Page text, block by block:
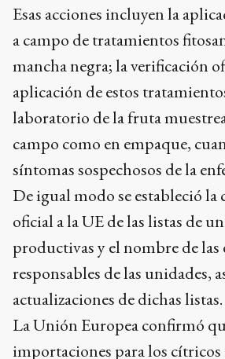
Esas acciones incluyen la
a campo de tratamientos
mancha negra; la verificación
aplicación de estos
laboratorio de la fruta
campo como en empaque,
síntomas sospechosos de la
De igual modo se estableció
oficial a la UE de las listas de
productivas y el nombre de las
responsables de las unidades,
actualizaciones de dichas listas.
La Unión Europea confirmó
importaciones para los